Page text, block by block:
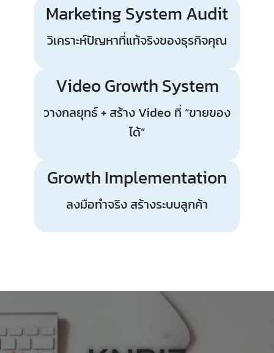
Marketing System Audit
วิเคราะห์ปัญหาที่แท้จริงของธุรกิจคุณ
Video Growth System
วางกลยุทธ์ + สร้าง Video ที่ “ขายของ
ได้”
Growth Implementation
ลงมือทำจริง สร้างระบบลูกค้า